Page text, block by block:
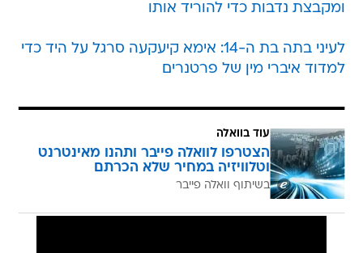
ומקבצת נדבות כדי להוריד אותו
לעיני בתה בת ה-14: אימא קיעקעה סרגל על היד כדי
למדוד איברי מין של פרטנרים
עוד בוואלה
הצטרפו לוואלה פייבר ותהנו מאינטרנט
וטלוויזיה במחיר שלא הכרתם
בשיתוף וואלה פייבר